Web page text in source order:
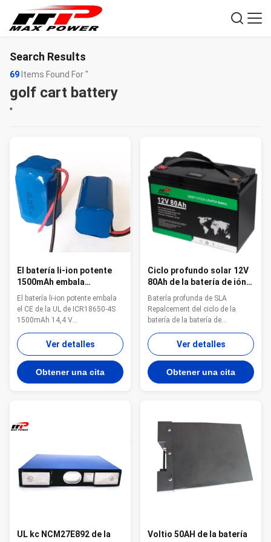
Search Results
69 Items Found For "
golf cart battery
"
El batería li-ion potente
1500mAh embala
ICR18650-4S 14.4V,
batería del carro de golf
El batería li-ion potente embala
el CE de la UL de ICR18650-4S
1500mAh 14,4 V
Proporcionamos las baterías y
las baterías de OEM/ODM para
el cliente y ofrecemos la línea
coleta de diferentes tipos de
baterías, así como las baterías
de alta calidad y superiores de
Ver detalles
Obtener una cita
Ciclo profundo solar 12V
80Ah de la batería de ión
de litio EV del
almacenamiento Lifepo4
del carro de golf
Batería profunda de SLA
Repalcement del ciclo de la
batería de la batería de
almacenamiento 12V 80Ah
LiFePo4 Larga vida profunda
estándar de Rohs 12V 80Ah
Cyle de la batería verde de la
energía LiFePo4 Listo para
utilizar y fácil encargar la
Ver detalles
Obtener una cita
UL kc NCM27E892 de la
Voltio 50AH de la batería